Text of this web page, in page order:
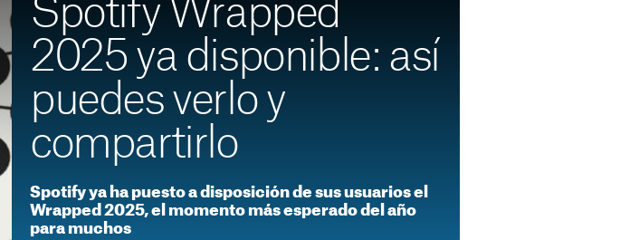
Spotify Wrapped
2025 ya disponible: así
puedes verlo y
compartirlo
Spotify ya ha puesto a disposición de sus usuarios el
Wrapped 2025, el momento más esperado del año
para muchos